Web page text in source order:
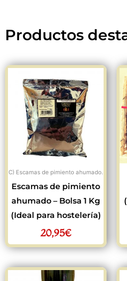
Productos
C) Escamas de pimiento ahumado.
Escamas de pimiento
ahumado – Bolsa 1 Kg
(Ideal para hostelería)
20,95€